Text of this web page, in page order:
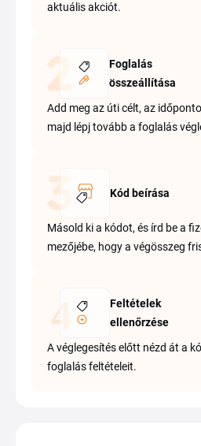
aktuális akciót.
Foglalás
összeállítása
Add meg az úti célt, az
majd lépj tovább a foglalás
Kód beírása
Másold ki a kódot, és írd be a
mezőjébe, hogy a végösszeg
Feltételek
ellenőrzése
A véglegesítés előtt nézd át a
foglalás feltételeit.